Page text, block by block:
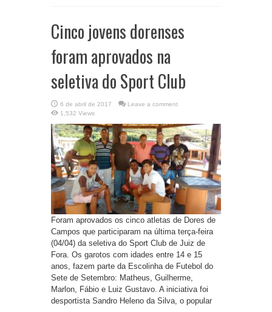
Cinco jovens dorenses
foram aprovados na
seletiva do Sport Club
6 de abril de 2017
Leave a comment
1,532 Views
Foram aprovados os cinco atletas de Dores de
Campos que participaram na última terça-feira
(04/04) da seletiva do Sport Club de Juiz de
Fora. Os garotos com idades entre 14 e 15
anos, fazem parte da Escolinha de Futebol do
Sete de Setembro: Matheus, Guilherme,
Marlon, Fábio e Luiz Gustavo. A iniciativa foi
desportista Sandro Heleno da Silva, o popular